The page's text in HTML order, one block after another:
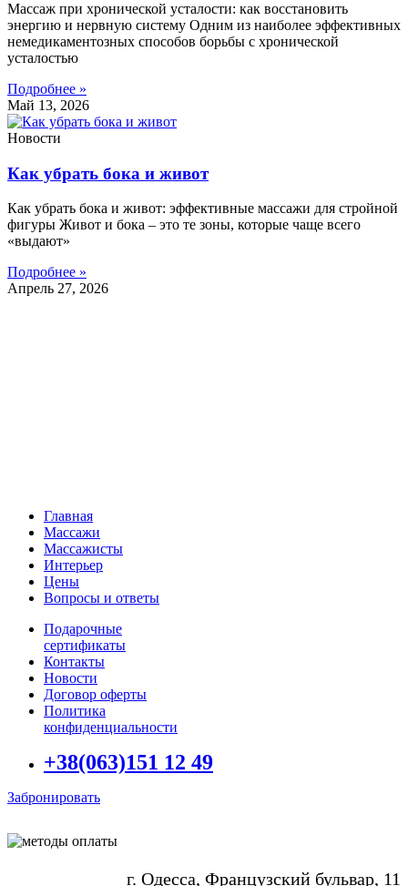
Массаж при хронической усталости: как восстановить
энергию и нервную систему Одним из наиболее эффективных
немедикаментозных способов борьбы с хронической
усталостью
Подробнее »
Май 13, 2026
Новости
Как убрать бока и живот
Как убрать бока и живот: эффективные массажи для стройной
фигуры Живот и бока – это те зоны, которые чаще всего
«выдают»
Подробнее »
Апрель 27, 2026
Главная
Массажи
Массажисты
Интерьер
Цены
Вопросы и ответы
Подарочные
сертификаты
Контакты
Новости
Договор оферты
Политика
конфиденциальности
+38(063)151 12 49
Забронировать
г. Одесса, Французский бульвар, 11